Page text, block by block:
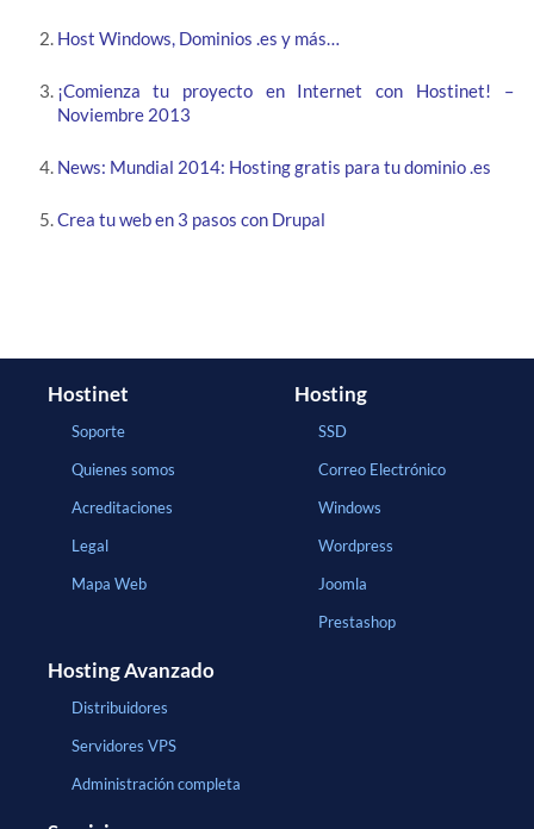
Host Windows, Dominios .es y más…
¡Comienza tu proyecto en Internet con Hostinet! –
Noviembre 2013
News: Mundial 2014: Hosting gratis para tu dominio .es
Crea tu web en 3 pasos con Drupal
Hostinet
Soporte
Quienes somos
Acreditaciones
Legal
Mapa Web
Hosting
SSD
Correo Electrónico
Windows
Wordpress
Joomla
Prestashop
Hosting Avanzado
Distribuidores
Servidores VPS
Administración completa